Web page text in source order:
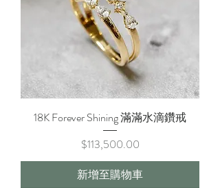
18K Forever Shining 滿滿水滴鑽戒
價格
$113,500.00
新增至購物車